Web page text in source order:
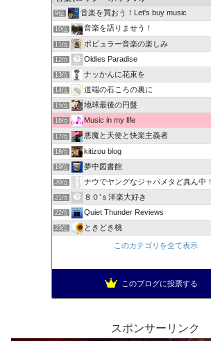
9位 音楽を買おう！Let's buy music
10位 音楽を語りませう！
11位 ポピュラー音楽の楽しみ
12位 Oldies Paradise
13位 ナッかんに花束を
14位 道端の石ころの裏に
15位 地球最後の円盤
16位 Music in my life
17位 悪魔と天使と快楽主義者
18位 kitizou blog
19位 夢中図書館
20位 ナウでヤングなジャパメタど真ん中！
21位 ８０’ｓ洋楽大好き
22位 Quiet Thunder Reviews
23位 ときどき桃
このカテゴリを全て表示
このブログに投票する
スポンサーリンク